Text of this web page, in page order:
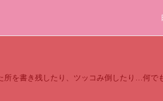
を書き残したり、ツッコみ倒したり…何で